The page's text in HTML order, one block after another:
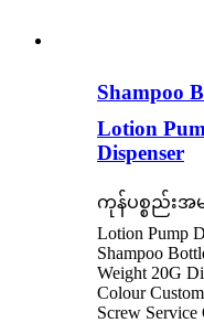
Lotion
Dispenser
ကုန်ပစ္စည်းအ
Lotion Pump
Shampoo
Weight 20G
Colour
Screw